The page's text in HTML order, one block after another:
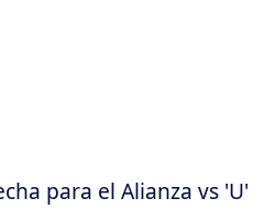
para el Alianza vs 'U'